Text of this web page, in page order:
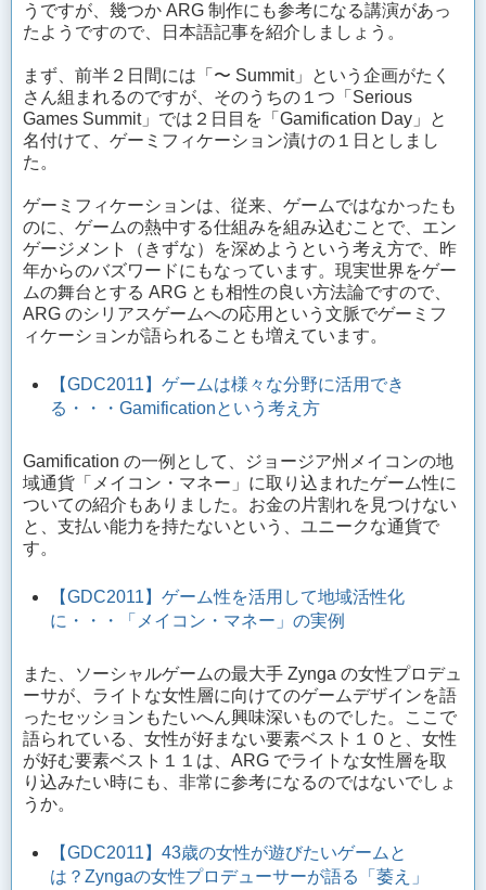
うですが、幾つか ARG 制作にも参考になる講演があっ
たようですので、日本語記事を紹介しましょう。
まず、前半２日間には「〜 Summit」という企画がたく
さん組まれるのですが、そのうちの１つ「Serious
Games Summit」では２日目を「Gamification Day」と
名付けて、ゲーミフィケーション漬けの１日としまし
た。
ゲーミフィケーションは、従来、ゲームではなかったも
のに、ゲームの熱中する仕組みを組み込むことで、エン
ゲージメント（きずな）を深めようという考え方で、昨
年からのバズワードにもなっています。現実世界をゲー
ムの舞台とする ARG とも相性の良い方法論ですので、
ARG のシリアスゲームへの応用という文脈でゲーミフ
ィケーションが語られることも増えています。
【GDC2011】ゲームは様々な分野に活用でき
る・・・Gamificationという考え方
Gamification の一例として、ジョージア州メイコンの地
域通貨「メイコン・マネー」に取り込まれたゲーム性に
ついての紹介もありました。お金の片割れを見つけない
と、支払い能力を持たないという、ユニークな通貨で
す。
【GDC2011】ゲーム性を活用して地域活性化
に・・・「メイコン・マネー」の実例
また、ソーシャルゲームの最大手 Zynga の女性プロデュ
ーサが、ライトな女性層に向けてのゲームデザインを語
ったセッションもたいへん興味深いものでした。ここで
語られている、女性が好まない要素ベスト１０と、女性
が好む要素ベスト１１は、ARG でライトな女性層を取
り込みたい時にも、非常に参考になるのではないでしょ
うか。
【GDC2011】43歳の女性が遊びたいゲームと
は？Zyngaの女性プロデューサーが語る「萎え」